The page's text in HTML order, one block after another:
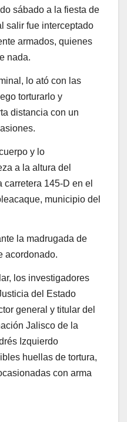
sábado a la fiesta de
salir fue interceptado
armados, quienes
nada.
lo ató con las
torturarlo y
distancia con un
y lo
a la altura del
carretera 145-D en el
municipio del
la madrugada de
acordonado.
los investigadores
del Estado
general y titular del
Jalisco de la
Izquierdo
huellas de tortura,
con arma